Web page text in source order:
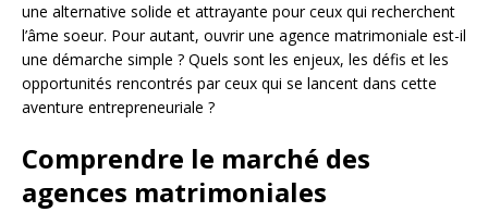
une alternative solide et attrayante pour ceux qui recherchent
l’âme soeur. Pour autant, ouvrir une agence matrimoniale est-il
une démarche simple ? Quels sont les enjeux, les défis et les
opportunités rencontrés par ceux qui se lancent dans cette
aventure entrepreneuriale ?
Comprendre le marché des
agences matrimoniales